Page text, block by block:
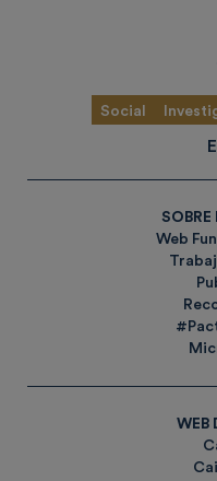
Social
Web
WEB